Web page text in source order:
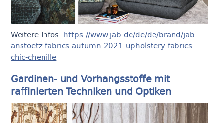
Weitere Infos: https://www.jab.de/de/de/brand/jab-
anstoetz-fabrics-autumn-2021-upholstery-fabrics-
chic-chenille
Gardinen- und Vorhangsstoffe mit
raffinierten Techniken und Optiken